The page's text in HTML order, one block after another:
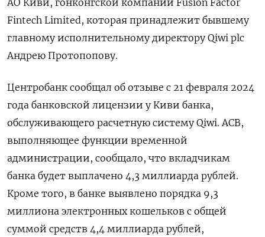
АО Киви, гонконгской компании Fusion Factor
Fintech Limited, которая принадлежит бывшему
главному исполнительному директору Qiwi plc
Андрею Протопопову.
Центробанк сообщал об отзыве с 21 февраля 2024
года банковской лицензии у Киви банка,
обслуживающего расчетную систему Qiwi. АСВ,
выполняющее функции временной
администрации, сообщало, что вкладчикам
банка будет выплачено 4,3 миллиарда рублей.
Кроме того, в банке выявлено порядка 9,3
миллиона электронных кошельков с общей
суммой средств 4,4 миллиарда рублей,